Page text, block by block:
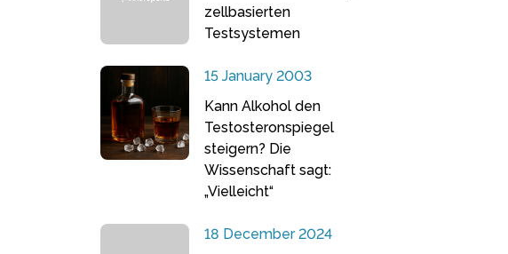
zellbasierten
Testsystemen
15 January 2003
Kann Alkohol den
Testosteronspiegel
steigern? Die
Wissenschaft sagt:
„Vielleicht“
18 December 2024